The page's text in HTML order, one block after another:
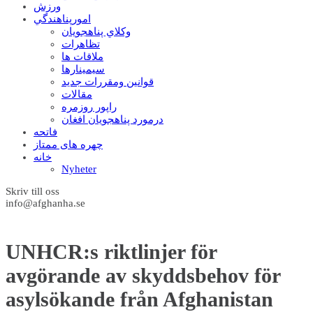
ورزش
امورپناهندگي
وکلاي پناهجويان
تظاهرات
ملاقات ها
سيمينارها
قوانين ومقررات جديد
مقالات
راپور روزمره
درمورد پناهجويان افغان
فاتحه
چهره های ممتاز
خانه
Nyheter
Skriv till oss
info@afghanha.se
UNHCR:s riktlinjer för
avgörande av skyddsbehov för
asylsökande från Afghanistan